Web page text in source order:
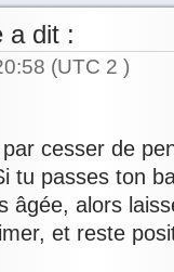
a dit :
(UTC 2 )
cesser de
tu passes ton
âgée, alors
et reste